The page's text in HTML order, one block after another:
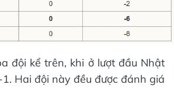
đội kể trên, khi ở lượt đầu Nhật
Hai đội này đều được đánh giá